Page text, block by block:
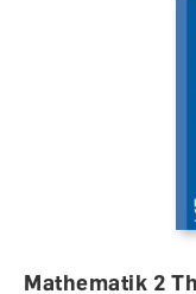
Mathematik 2